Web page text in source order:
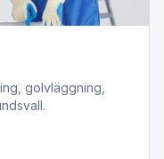
golvläggning,